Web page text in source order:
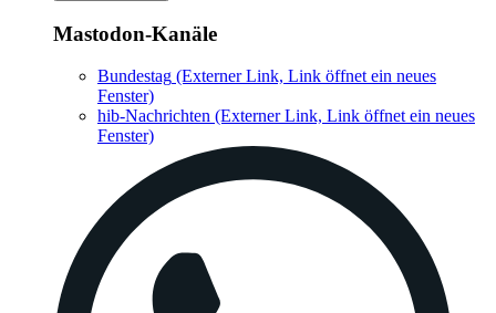
Mastodon-Kanäle
Bundestag (Externer Link, Link öffnet ein neues
Fenster)
hib-Nachrichten (Externer Link, Link öffnet ein neues
Fenster)